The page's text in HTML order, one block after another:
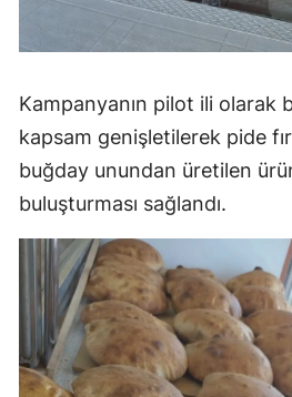
Kampanyanın pilot ili olarak
kapsam genişletilerek pide
buğday unundan üretilen
buluşturması sağlandı.